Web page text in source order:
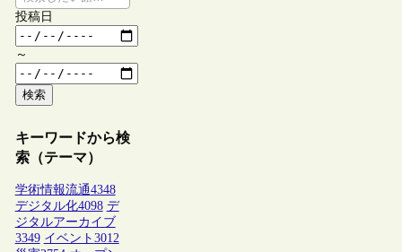
投稿日
～
検索
キーワードから検
索（テーマ）
学術情報流通4348
デジタル化4098 デ
ジタルアーカイブ
3349 イベント 3012